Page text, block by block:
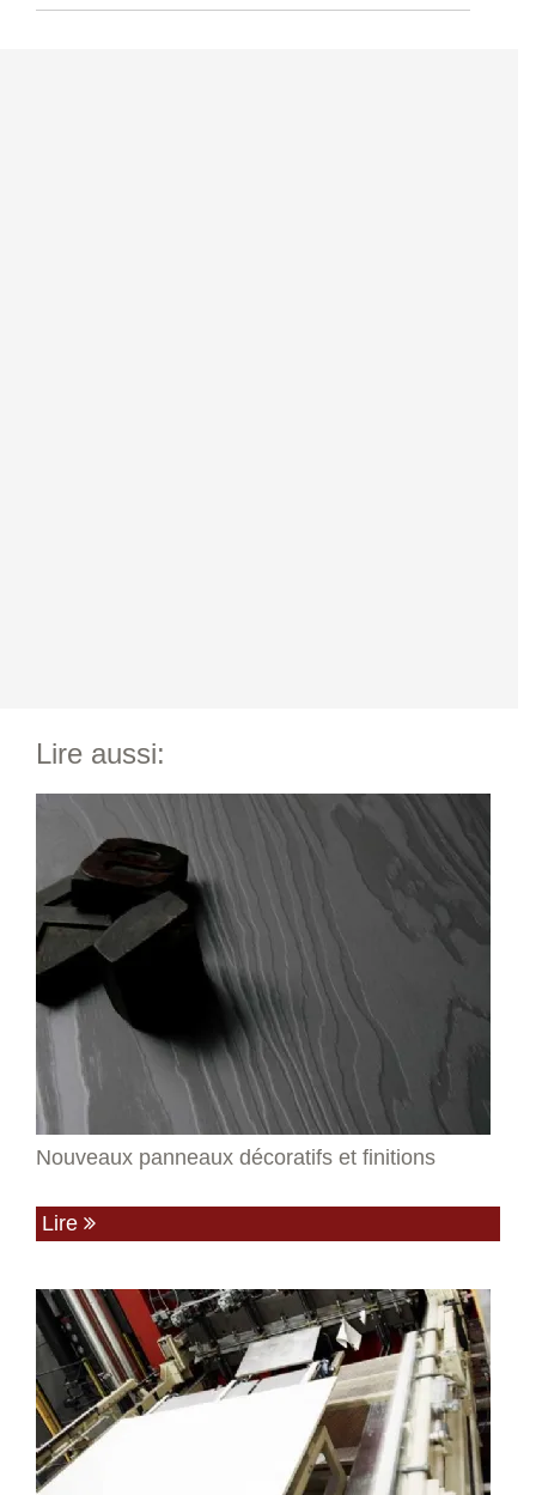
Lire aussi:
Nouveaux panneaux décoratifs et finitions
Lire